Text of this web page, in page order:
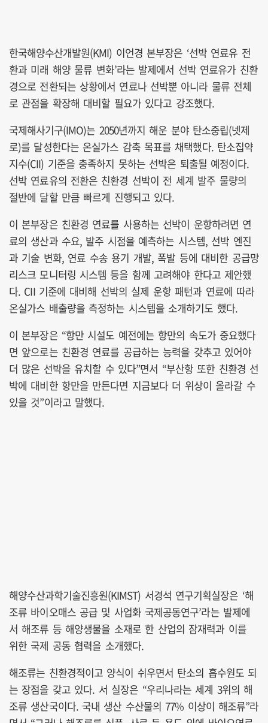
한국해양수산개발원(KMI) 이언경 본부장은 ‘선박 연료유 전
환과 미래 해양 물류 변화’라는 발제에서 선박 연료유가 친환
경으로 전환되는 상황에서 연료나 선박뿐 아니라 물류 전체
로 관점을 확장해 대비할 필요가 있다고 강조했다.
국제해사기구(IMO)는 2050년까지 해운 분야 탄소중립(넷제
로)를 달성한다는 온실가스 감축 목표를 채택했다. 탄소집약
지수(CII) 기준을 충족하지 못하는 선박은 퇴출될 예정이다.
선박 연료유의 전환은 친환경 선박이 전 세계 발주 물량의
절반에 달할 만큼 빠르게 진행되고 있다.
이 본부장은 친환경 연료를 사용하는 선박이 운항하려면 연
료의 생산과 수요, 발주 시점을 예측하는 시스템, 선박 엔진
과 기술 변화, 연료 수송 용기 개발, 폭발 등에 대비한 공급망
리스크 모니터링 시스템 등을 함께 고려해야 한다고 제안했
다. CII 기준에 대비해 선박의 실제 운항 패턴과 연료에 따라
온실가스 배출량을 측정하는 시스템을 소개하기도 했다.
이 본부장은 “항만 시설도 예전에는 항만의 속도가 중요했다
면 앞으로는 친환경 연료를 공급하는 능력을 갖추고 있어야
더 많은 선박을 유치할 수 있다”면서 “부산항 또한 친환경 선
박에 대비한 항만을 만든다면 지금보다 더 위상이 올라갈 수
있을 것”이라고 말했다.
해양수산과학기술진흥원(KIMST) 서경석 연구기획실장은 ‘해
조류 바이오매스 공급 및 사업화 국제공동연구’라는 발제에
서 해조류 등 해양생물을 소재로 한 산업의 잠재력과 이를
위한 국제 공동 협력을 소개했다.
해조류는 친환경적이고 양식이 쉬우면서 탄소의 흡수원도 되
는 장점을 갖고 있다. 서 실장은 “우리나라는 세계 3위의 해
조류 생산국이다. 국내 생산 수산물의 77% 이상이 해조류”라